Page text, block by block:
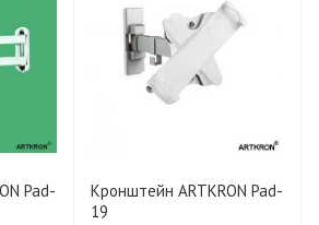
Pad-
Кронштейн ARTKRON Pad-
19